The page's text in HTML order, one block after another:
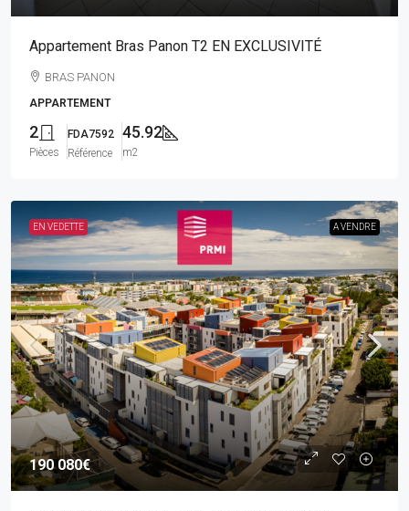
Appartement Bras Panon T2 EN EXCLUSIVITÉ
BRAS PANON
APPARTEMENT
2
Pièces
FDA7592
Référence
45.92
m2
EN VEDETTE A VENDRE
190 080€